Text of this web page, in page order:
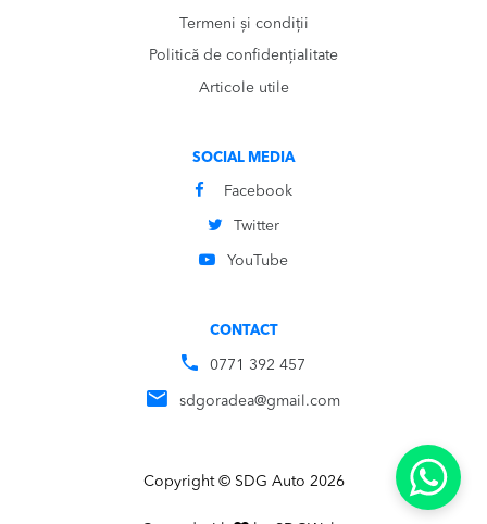
Termeni și condiții
Politică de confidențialitate
Articole utile
SOCIAL MEDIA
Facebook
Twitter
YouTube
CONTACT
0771 392 457
sdgoradea@gmail.com
Copyright © SDG Auto 2026